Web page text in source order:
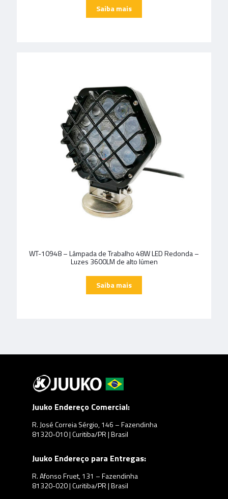
WT-10948 – Lâmpada de Trabalho 48W LED Redonda –
Luzes 3600LM de alto lúmen
Juuko Endereço Comercial:
R. José Correia Sérgio, 146 – Fazendinha
81320-010 | Curitiba/PR | Brasil
Juuko Endereço para Entregas:
R. Afonso Fruet, 131 – Fazendinha
81320-020 | Curitiba/PR | Brasil